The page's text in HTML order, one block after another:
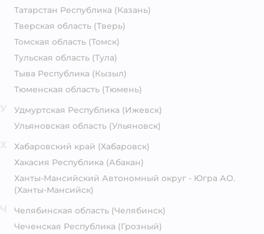
Татарстан Республика (Казань)
Тверская область (Тверь)
Томская область (Томск)
Тульская область (Тула)
Тыва Республика (Кызыл)
Тюменская область (Тюмень)
Удмуртская Республика (Ижевск)
Ульяновская область (Ульяновск)
Хабаровский край (Хабаровск)
Хакасия Республика (Абакан)
Ханты-Мансийский Автономный округ - Югра АО.
(Ханты-Мансийск)
Челябинская область (Челябинск)
Чеченская Республика (Грозный)